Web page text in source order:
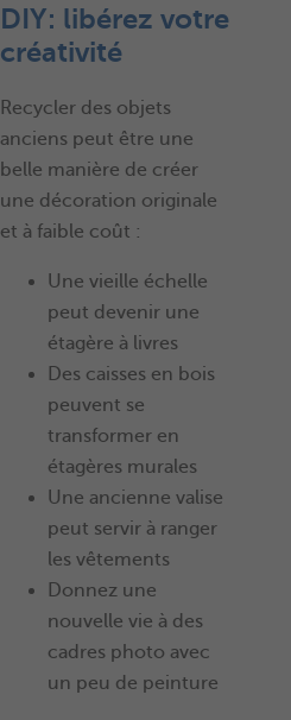
DIY: libérez votre
créativité
Recycler des objets
anciens peut être une
belle manière de créer
une décoration originale
et à faible coût :
Une vieille échelle
peut devenir une
étagère à livres
Des caisses en bois
peuvent se
transformer en
étagères murales
Une ancienne valise
peut servir à ranger
les vêtements
Donnez une
nouvelle vie à des
cadres photo avec
un peu de peinture